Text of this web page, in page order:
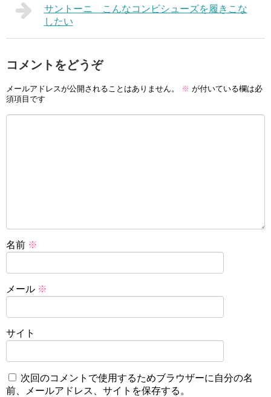
サントーニ こんなコンビシューズを履きこな
したい
コメントをどうぞ
メールアドレスが公開されることはありません。 ※ が付いている欄は必
須項目です
名前 ※
メール ※
サイト
次回のコメントで使用するためブラウザーに自分の名
前、メールアドレス、サイトを保存する。